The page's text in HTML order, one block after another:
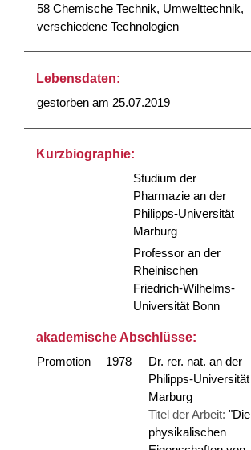
58 Chemische Technik, Umwelttechnik,
verschiedene Technologien
Lebensdaten:
gestorben am 25.07.2019
Kurzbiographie:
Studium der
Pharmazie an der
Philipps-Universität
Marburg
Professor an der
Rheinischen
Friedrich-Wilhelms-
Universität Bonn
akademische Abschlüsse:
Promotion
1978
Dr. rer. nat. an der
Philipps-Universität
Marburg
Titel der Arbeit: "Die
physikalischen